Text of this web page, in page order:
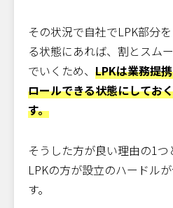
その状況で自社でLPK部分
る状態にあれば、割とスム
でいくため、 LPKは業務提
ロールできる状態にしてお
す。
そうした方が良い理由の1
LPKの方が設立のハードル
す。